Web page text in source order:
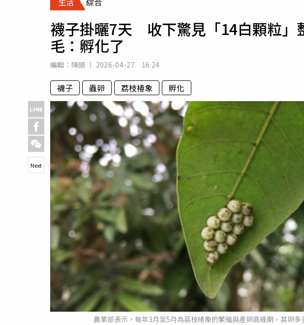
專欄
襪子掛曬7天 收下驚見「14白顆粒」
毛：孵化了
編輯： 陳頡 2026-04-27 16:24
襪子 蟲卵 荔枝椿象 孵化
農業部表示，每年3月至5月為荔枝椿象的繁殖與產卵高峰期，其卵多
Next